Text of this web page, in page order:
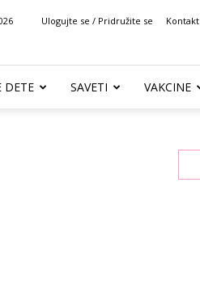
Ulogujte se / Pridružite se Kontakt
DETE SAVETI VAKCINE